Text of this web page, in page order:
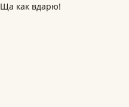
Ща как вдарю!